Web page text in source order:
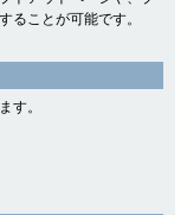
ことが可能です。
。